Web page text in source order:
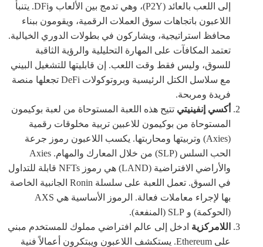
إلى اللعب بالعائد (P2Y)، وهي تدمج بين الألعاب وDFi. يتنبأ
اللاعبون باتجاهات سوق العملات الرقمية، ويقومون ببناء
محافظ استراتيجية، ويشاركون في بطولات الدوري الخيالية.
تعتمد المكافآت على المهارة التحليلية والرؤية الثاقبة
للسوق، وليس فقط وقت اللعب. إن قابليتها للتشغيل البيني
مع سلاسل الكتل الرئيسية وبروتوكولات DeFi تجعلها منصة
فريدة ومربحة.
أكسي إنفينيتي تتيح هذه اللعبة المستوحاة من لعبة بوكيمون
المستوحاة من بوكيمون للاعبين تربية مخلوقات رقمية
(Axies) وتربيتها ومحاربتها. يكسب اللاعبون رموز جرعة
الحب السلس (SLP) من خلال المعارك والمهام. Axies
والأراضي الافتراضية (LAND) هي رموز NFTs قابلة للتداول
في السوق. تعمل اللعبة على سلسلة Ronin الجانبية الخاصة
بها لإجراء معاملات فعالة. الرموز الأساسية هي AXS
(الحوكمة) و SLP (المنفعة).
اللامركزيةادخل إلى عالم افتراضي مملوك للمستخدم مبني
على Ethereum. يستكشف اللاعبون ويبتكرون أعمالاً فنية